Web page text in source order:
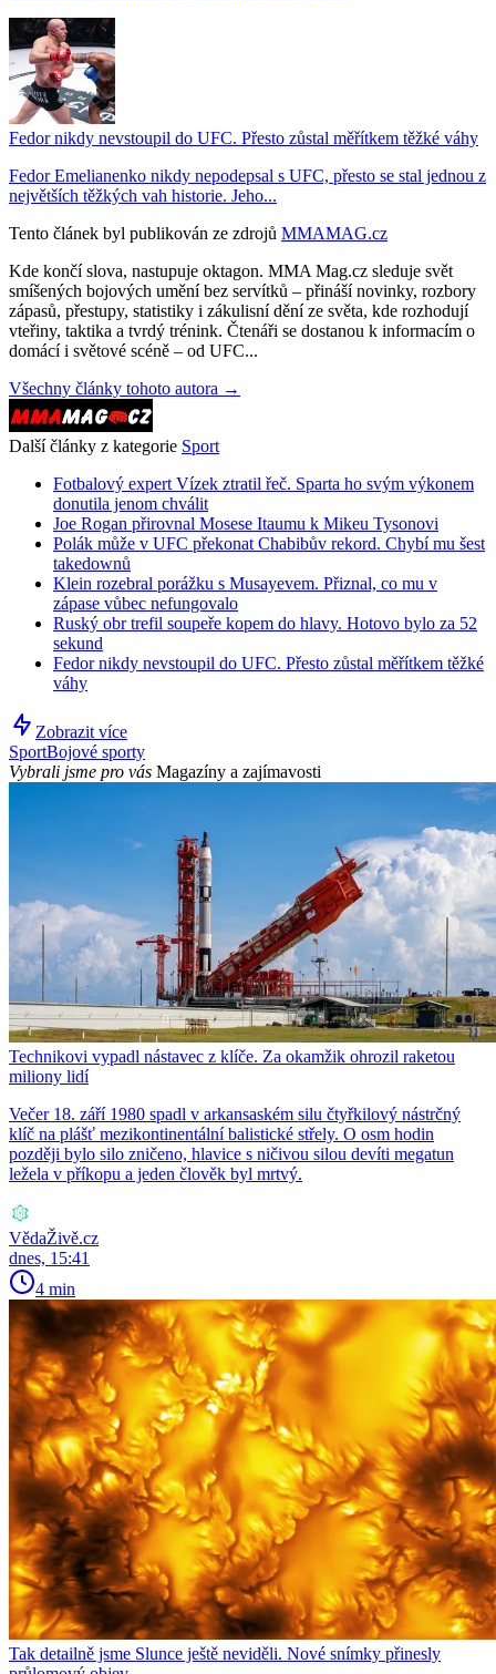
Fedor nikdy nevstoupil do UFC. Přesto zůstal měřítkem těžké váhy
Fedor Emelianenko nikdy nepodepsal s UFC, přesto se stal jednou z
největších těžkých vah historie. Jeho...
Tento článek byl publikován ze zdrojů MMAMAG.cz
Kde končí slova, nastupuje oktagon. MMA Mag.cz sleduje svět
smíšených bojových umění bez servítků – přináší novinky, rozbory
zápasů, přestupy, statistiky i zákulisní dění ze světa, kde rozhodují
vteřiny, taktika a tvrdý trénink. Čtenáři se dostanou k informacím o
domácí i světové scéně – od UFC...
Všechny články tohoto autora →
Další články z kategorie Sport
Fotbalový expert Vízek ztratil řeč. Sparta ho svým výkonem
donutila jenom chválit
Joe Rogan přirovnal Mosese Itaumu k Mikeu Tysonovi
Polák může v UFC překonat Chabibův rekord. Chybí mu šest
takedownů
Klein rozebral porážku s Musayevem. Přiznal, co mu v
zápase vůbec nefungovalo
Ruský obr trefil soupeře kopem do hlavy. Hotovo bylo za 52
sekund
Fedor nikdy nevstoupil do UFC. Přesto zůstal měřítkem těžké
váhy
Zobrazit více
SportBojové sporty
Vybrali jsme pro vás Magazíny a zajímavosti
Technikovi vypadl nástavec z klíče. Za okamžik ohrozil raketou
miliony lidí
Večer 18. září 1980 spadl v arkansaském silu čtyřkilový nástrčný
klíč na plášť mezikontinentální balistické střely. O osm hodin
později bylo silo zničeno, hlavice s ničivou silou devíti megatun
ležela v příkopu a jeden člověk byl mrtvý.
VědaŽivě.cz
dnes, 15:41
4 min
Tak detailně jsme Slunce ještě neviděli. Nové snímky přinesly